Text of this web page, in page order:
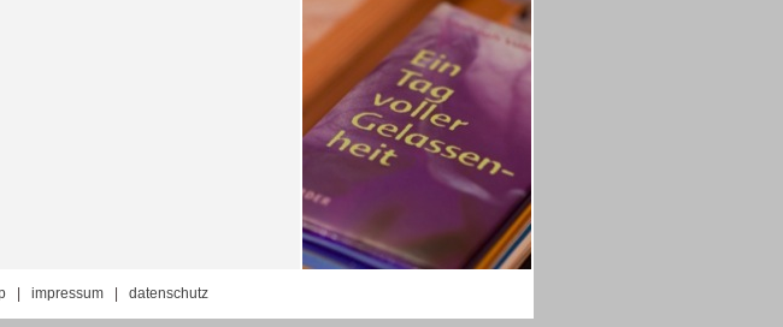
impressum datenschutz